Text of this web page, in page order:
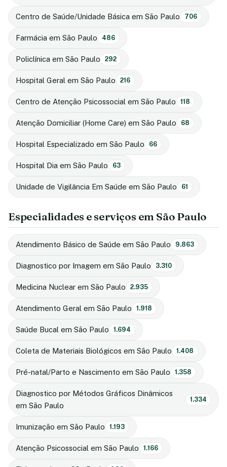
Centro de Saúde/Unidade Básica em São Paulo 706
Farmácia em São Paulo 486
Policlínica em São Paulo 292
Hospital Geral em São Paulo 216
Centro de Atenção Psicossocial em São Paulo 118
Atenção Domiciliar (Home Care) em São Paulo 68
Hospital Especializado em São Paulo 66
Hospital Dia em São Paulo 63
Unidade de Vigilância Em Saúde em São Paulo 61
Especialidades e serviços em São Paulo
Atendimento Básico de Saúde em São Paulo 9.863
Diagnostico por Imagem em São Paulo 3.310
Medicina Nuclear em São Paulo 2.935
Atendimento Geral em São Paulo 1.918
Saúde Bucal em São Paulo 1.694
Coleta de Materiais Biológicos em São Paulo 1.408
Pré-natal/Parto e Nascimento em São Paulo 1.358
Diagnostico por Métodos Gráficos Dinâmicos
em São Paulo
1.334
Imunização em São Paulo 1.193
Atenção Psicossocial em São Paulo 1.166